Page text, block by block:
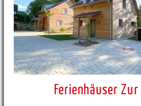
Ferienhäuser Zur